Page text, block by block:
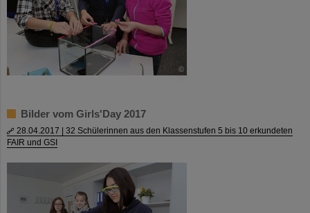
©
Bilder vom Girls'Day 2017
28.04.2017 | 32 Schülerinnen aus den Klassenstufen 5 bis 10 erkundeten
FAIR und GSI